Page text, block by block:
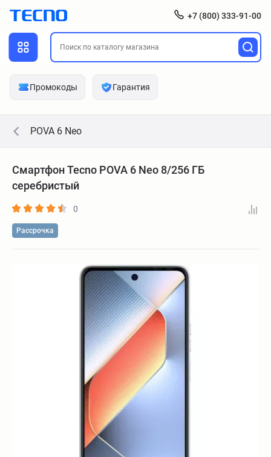
+7 (800) 333-91-00
Промокоды Гарантия
POVA 6 Neo
Смартфон Tecno POVA 6 Neo 8/256 ГБ
серебристый
0
Рассрочка